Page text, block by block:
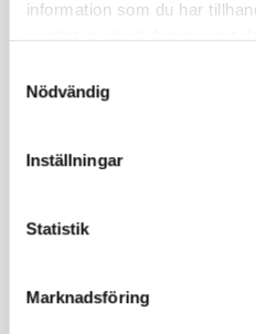
information som du har
Nödvändig
Inställningar
Statistik
Marknadsföring
Välkomstbonus på
Betalningsetikett på